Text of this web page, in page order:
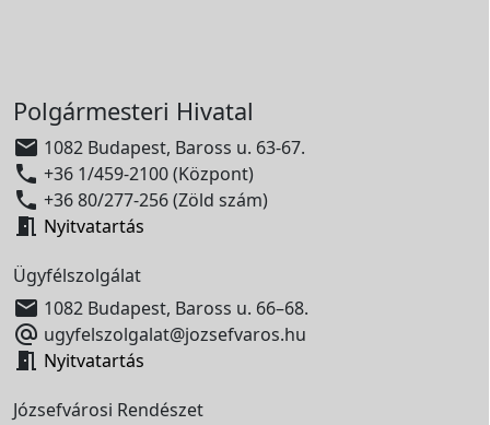
Polgármesteri Hivatal
 1082 Budapest, Baross u. 63-67.
 +36 1/459-2100 (Központ)
 +36 80/277-256 (Zöld szám)
 Nyitvatartás
Ügyfélszolgálat
 1082 Budapest, Baross u. 66–68.
 ugyfelszolgalat@jozsefvaros.hu
 Nyitvatartás
Józsefvárosi Rendészet